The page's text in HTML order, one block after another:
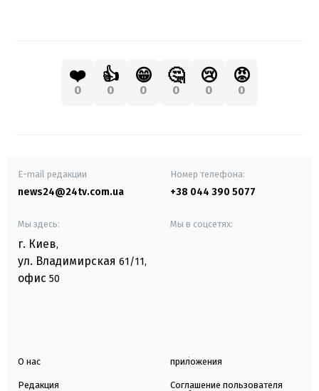
❤️
0
👍
0
😁
0
🤔
0
😢
0
😡
0
E-mail редакции
news24@24tv.com.ua
Номер телефона:
+38 044 390 5077
Мы здесь:
г. Киев,
ул. Владимирская 61/11,
офис 50
Мы в соцсетях:
О нас
Редакция
приложения
Соглашение пользователя